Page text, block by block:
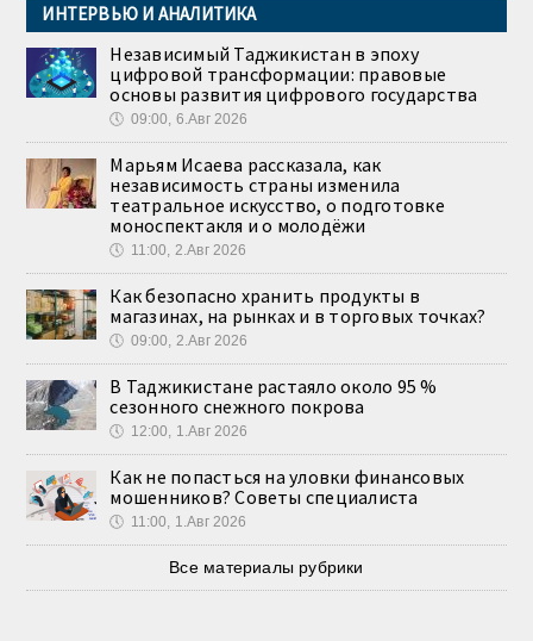
ИНТЕРВЬЮ И АНАЛИТИКА
Независимый Таджикистан в эпоху
цифровой трансформации: правовые
основы развития цифрового государства
🕔 09:00, 6.Авг 2026
Марьям Исаева рассказала, как
независимость страны изменила
театральное искусство, о подготовке
моноспектакля и о молодёжи
🕔 11:00, 2.Авг 2026
Как безопасно хранить продукты в
магазинах, на рынках и в торговых точках?
🕔 09:00, 2.Авг 2026
В Таджикистане растаяло около 95 %
сезонного снежного покрова
🕔 12:00, 1.Авг 2026
Как не попасться на уловки финансовых
мошенников? Советы специалиста
🕔 11:00, 1.Авг 2026
Все материалы рубрики